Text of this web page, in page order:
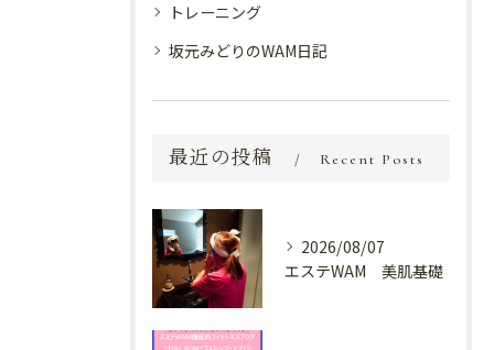
トレーニング
坂元みどりのWAM日記
最近の投稿 Recent Posts
2026/08/07
エステWAM 美肌基礎